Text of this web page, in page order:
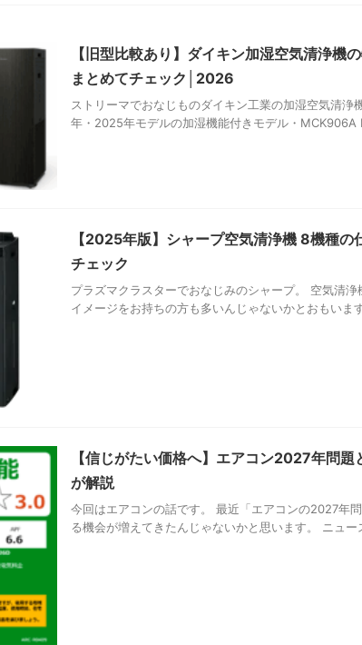
【旧型比較あり】ダイキン加湿空気清浄機
まとめてチェック│2026
ストリーマでおなじものダイキン工業の加湿空気清浄
年・2025年モデルの加湿機能付きモデル・MCK906A
【2025年版】シャープ空気清浄機 8機種の
チェック
プラズマクラスターでおなじみのシャープ。 空気清浄
イメージをお持ちの方も多いんじゃないかとおもいま
【信じがたい価格へ】エアコン2027年問題
が解説
今回はエアコンの話です。 最近「エアコンの2027年
る機会が増えてきたんじゃないかと思います。 ニュ